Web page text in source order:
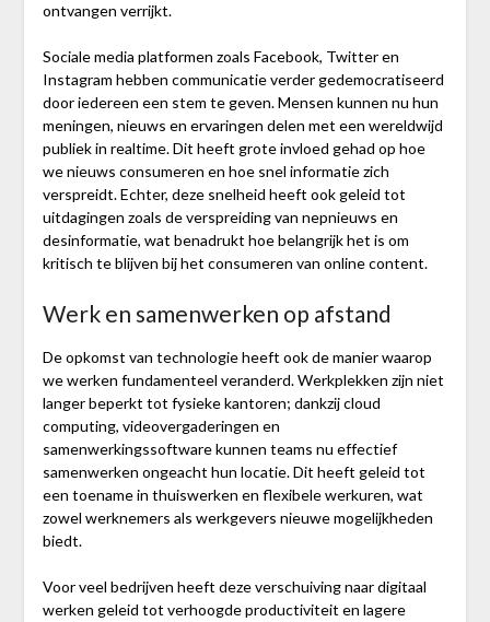
ontvangen verrijkt.
Sociale media platformen zoals Facebook, Twitter en
Instagram hebben communicatie verder gedemocratiseerd
door iedereen een stem te geven. Mensen kunnen nu hun
meningen, nieuws en ervaringen delen met een wereldwijd
publiek in realtime. Dit heeft grote invloed gehad op hoe
we nieuws consumeren en hoe snel informatie zich
verspreidt. Echter, deze snelheid heeft ook geleid tot
uitdagingen zoals de verspreiding van nepnieuws en
desinformatie, wat benadrukt hoe belangrijk het is om
kritisch te blijven bij het consumeren van online content.
Werk en samenwerken op afstand
De opkomst van technologie heeft ook de manier waarop
we werken fundamenteel veranderd. Werkplekken zijn niet
langer beperkt tot fysieke kantoren; dankzij cloud
computing, videovergaderingen en
samenwerkingssoftware kunnen teams nu effectief
samenwerken ongeacht hun locatie. Dit heeft geleid tot
een toename in thuiswerken en flexibele werkuren, wat
zowel werknemers als werkgevers nieuwe mogelijkheden
biedt.
Voor veel bedrijven heeft deze verschuiving naar digitaal
werken geleid tot verhoogde productiviteit en lagere